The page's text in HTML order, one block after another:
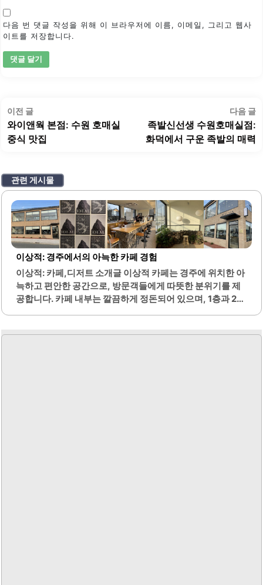
다음 번 댓글 작성을 위해 이 브라우저에 이름, 이메일, 그리고 웹사
이트를 저장합니다.
글
탐
색
이전 글이
전
글:
와이앤웍 본점: 수원 호매실
중식 맛집
다음 글
족발신선생 수원호매실점:
화덕에서 구운 족발의 매력
관련 게시물
이상적: 경주에서의 아늑한 카페 경험
이상적: 카페,디저트 소개글 이상적 카페는 경주에 위치한 아
늑하고 편안한 공간으로, 방문객들에게 따뜻한 분위기를 제
공합니다. 카페 내부는 깔끔하게 정돈되어 있으며, 1층과 2층
이 선호하는 자리입니다.커피 메뉴는 다양하며, 아메리카노